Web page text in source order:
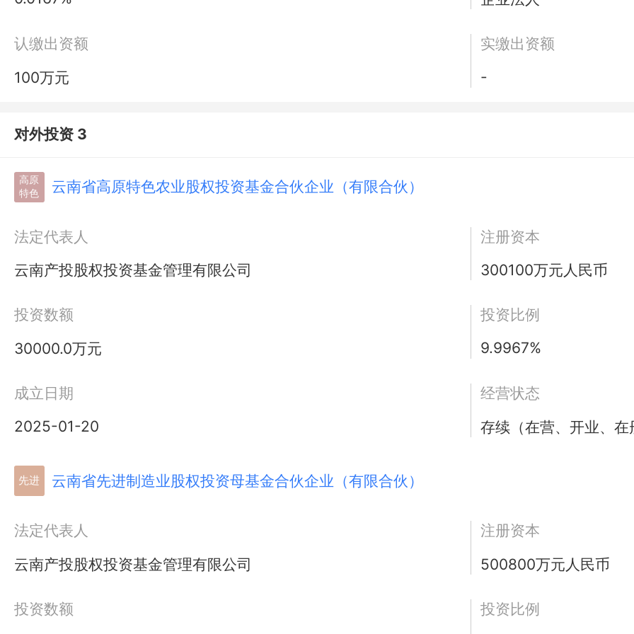
认缴出资额
100万元
实缴出资额
-
对外投资 3
高原
特色
云南省高原特色农业股权投资基金合伙企业（有限合伙）
法定代表人
云南产投股权投资基金管理有限公司
注册资本
300100万元人民币
投资数额
30000.0万元
投资比例
9.9967%
成立日期
2025-01-20
经营状态
存续（在营、开业、在
先进 云南省先进制造业股权投资母基金合伙企业（有限合伙）
法定代表人
云南产投股权投资基金管理有限公司
注册资本
500800万元人民币
投资数额
投资比例